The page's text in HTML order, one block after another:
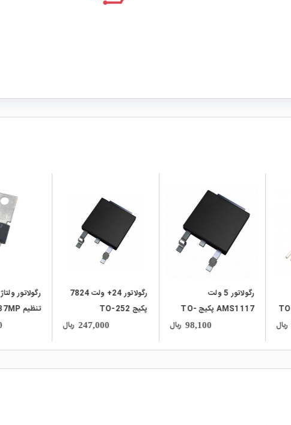
ریال
رگولاتور 5 ولت
AMS1117 پکیج TO-
98,100 ریال
رگولاتور 24+ ولت 7824
پکیج TO-252
247,000 ریال
رگولاتور